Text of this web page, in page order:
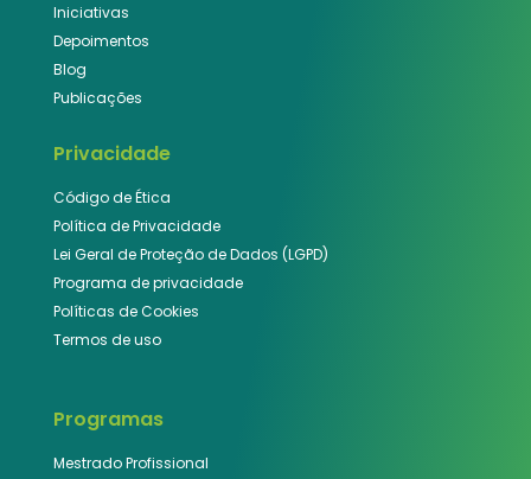
Iniciativas
Depoimentos
Blog
Publicações
Privacidade
Código de Ética
Política de Privacidade
Lei Geral de Proteção de Dados (LGPD)
Programa de privacidade
Políticas de Cookies
Termos de uso
Programas
Mestrado Profissional